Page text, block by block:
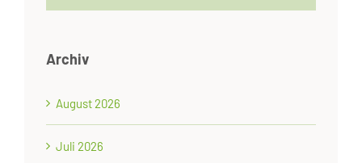
Archiv
August 2026
Juli 2026